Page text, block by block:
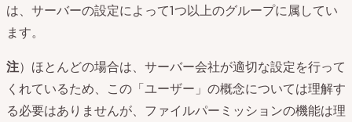
は、サーバーの設定によって1つ以上のグループに属してい
ます。
注）ほとんどの場合は、サーバー会社が適切な設定を行って
くれているため、この「ユーザー」の概念については理解す
る必要はありませんが、ファイルパーミッションの機能は理